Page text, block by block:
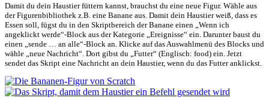
Damit du dein Haustier füttern kannst, brauchst du eine neue Figur. Wähle aus
der Figurenbibliothek z.B. eine Banane aus. Damit dein Haustier weiß, dass es
Essen soll, fügst du in den Skriptbereich der Banane einen „Wenn ich
angeklickt werde“-Block aus der Kategorie „Ereignisse“ ein. Darunter baust du
einen „sende … an alle“-Block an. Klicke auf das Auswahlmenü des Blocks und
wähle „neue Nachricht“. Dort gibst du „Futter“ (Englisch: food) ein. Jetzt
sendet das Skript eine Nachricht an dein Haustier, wenn du das Futter anklickst.